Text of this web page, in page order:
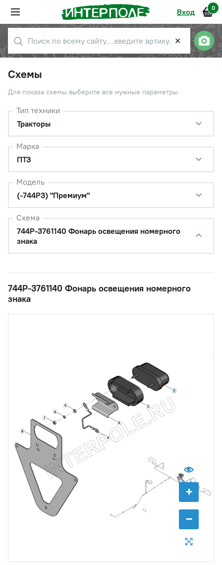
Вход 0
✕
Схемы
Для показа схемы выберите все нужные параметры
Тип техники
Тракторы
Марка
ПТЗ
Модель
(-744Р3) "Премиум"
Схема
744Р-3761140 Фонарь освещения номерного
знака
744Р-3761140 Фонарь освещения номерного
знака
+
−
1
2
3
4
5
6
7
8